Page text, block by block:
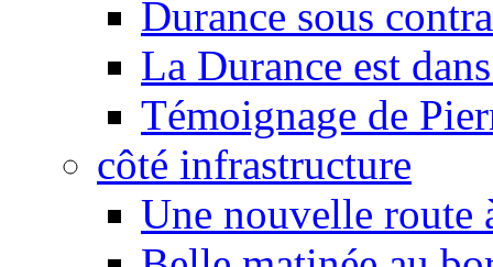
Durance sous
La Durance est
Témoignage de
côté infrastructure
Une nouvelle route